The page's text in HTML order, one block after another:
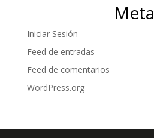
Meta
Iniciar Sesión
Feed de entradas
Feed de comentarios
WordPress.org